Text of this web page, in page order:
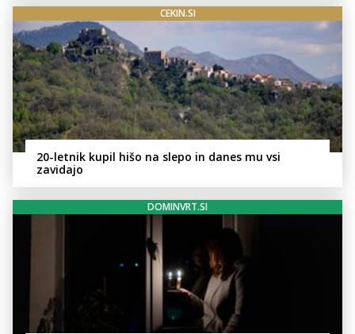
CEKIN.SI
20-letnik kupil hišo na slepo in danes mu vsi
zavidajo
DOMINVRT.SI